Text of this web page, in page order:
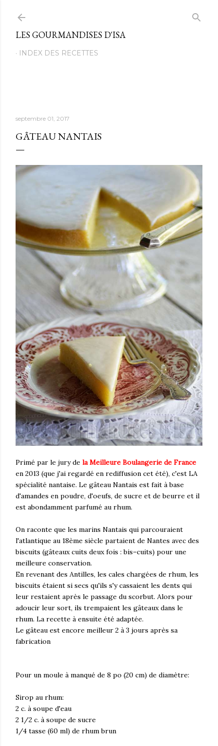
LES GOURMANDISES D'ISA
INDEX DES RECETTES
septembre 01, 2017
GÂTEAU NANTAIS
Primé par le jury de la Meilleure Boulangerie de France
en 2013 (que j'ai regardé en rediffusion cet été), c'est LA
spécialité nantaise. Le gâteau Nantais est fait à base
d'amandes en poudre, d'oeufs, de sucre et de beurre et il
est abondamment parfumé au rhum.
On raconte que les marins Nantais qui parcouraient
l'atlantique au 18ème siècle partaient de Nantes avec des
biscuits (gâteaux cuits deux fois : bis–cuits) pour une
meilleure conservation.
En revenant des Antilles, les cales chargées de rhum, les
biscuits étaient si secs qu'ils s'y cassaient les dents qui
leur restaient après le passage du scorbut. Alors pour
adoucir leur sort, ils trempaient les gâteaux dans le
rhum. La recette à ensuite été adaptée.
Le gâteau est encore meilleur 2 à 3 jours après sa
fabrication
Pour un moule à manqué de 8 po (20 cm) de diamètre:
Sirop au rhum:
2 c. à soupe d'eau
2 1/2 c. à soupe de sucre
1/4 tasse (60 ml) de rhum brun